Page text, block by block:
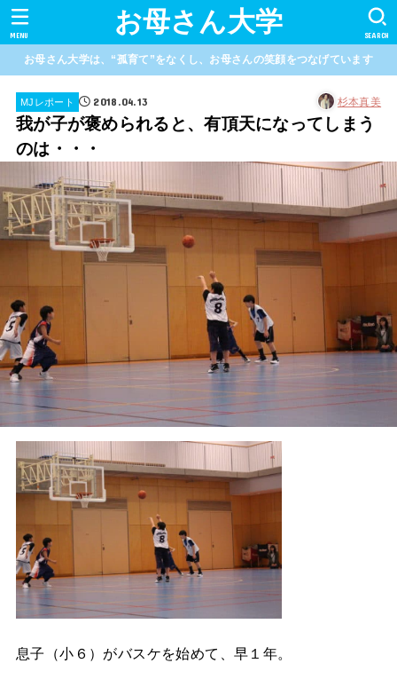
お母さん大学 SEARCH
MENU
お母さん大学は、“孤育て”をなくし、お母さんの笑顔をつなげています
MJレポート 2018.04.13 杉本真美
我が子が褒められると、有頂天になってしまう
のは・・・
息子（小６）がバスケを始めて、早１年。